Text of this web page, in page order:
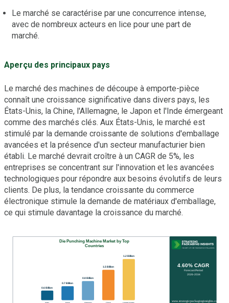
Le marché se caractérise par une concurrence intense,
avec de nombreux acteurs en lice pour une part de
marché.
Aperçu des principaux pays
Le marché des machines de découpe à emporte-pièce
connaît une croissance significative dans divers pays, les
États-Unis, la Chine, l'Allemagne, le Japon et l'Inde émergeant
comme des marchés clés. Aux États-Unis, le marché est
stimulé par la demande croissante de solutions d'emballage
avancées et la présence d'un secteur manufacturier bien
établi. Le marché devrait croître à un CAGR de 5%, les
entreprises se concentrant sur l'innovation et les avancées
technologiques pour répondre aux besoins évolutifs de leurs
clients. De plus, la tendance croissante du commerce
électronique stimule la demande de matériaux d'emballage,
ce qui stimule davantage la croissance du marché.